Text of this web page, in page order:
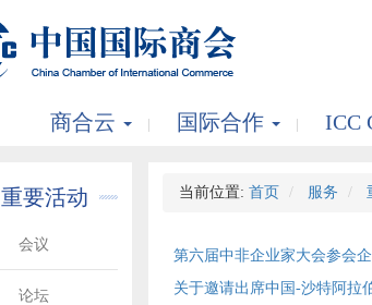
商合云 国际合作 ICC
重要活动
会议
论坛
当前位置: 首页 服务
第六届中非企业家大会参会
关于邀请出席中国-沙特阿拉